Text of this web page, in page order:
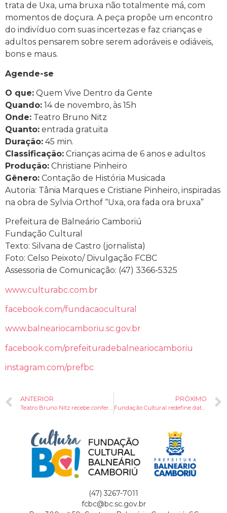
trata de Uxa, uma bruxa não totalmente má, com
momentos de doçura. A peça propõe um encontro
do indivíduo com suas incertezas e faz crianças e
adultos pensarem sobre serem adoráveis e odiáveis,
bons e maus.
Agende-se
O que: Quem Vive Dentro da Gente
Quando: 14 de novembro, às 15h
Onde: Teatro Bruno Nitz
Quanto: entrada gratuita
Duração: 45 min.
Classificação: Crianças acima de 6 anos e adultos
Produção: Christiane Pinheiro
Gênero: Contação de História Musicada
Autoria: Tânia Marques e Cristiane Pinheiro, inspiradas
na obra de Sylvia Orthof “Uxa, ora fada ora bruxa”
Prefeitura de Balneário Camboriú
Fundação Cultural
Texto: Silvana de Castro (jornalista)
Foto: Celso Peixoto/ Divulgação FCBC
Assessoria de Comunicação: (47) 3366-5325
www.culturabc.com.br
facebook.com/fundacaocultural
www.balneariocamboriu.sc.gov.br
facebook.com/prefeituradebalneariocamboriu
instagram.com/prefbc
ANTERIOR PRÓXIMO
Fundação Cultural redefine data da Mostra de Teatro de Balneário Camboriú
(47) 3267-7011
fcbc@bc.sc.gov.br